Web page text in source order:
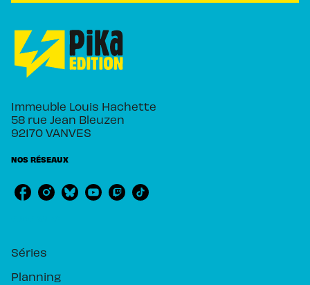
Immeuble Louis Hachette
58 rue Jean Bleuzen
92170 VANVES
NOS RÉSEAUX
Séries
Planning